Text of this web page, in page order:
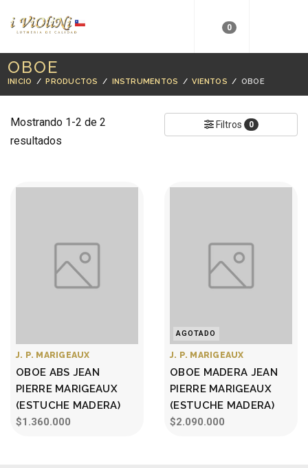
0
OBOE
INICIO /PRODUCTOS / INSTRUMENTOS /VIENTOS / OBOE
Mostrando 1-2 de 2
resultados
Filtros 0
J. P. MARIGEAUX
OBOE ABS JEAN
PIERRE MARIGEAUX
(ESTUCHE MADERA)
$1.360.000
AGOTADO
J. P. MARIGEAUX
OBOE MADERA JEAN
PIERRE MARIGEAUX
(ESTUCHE MADERA)
$2.090.000